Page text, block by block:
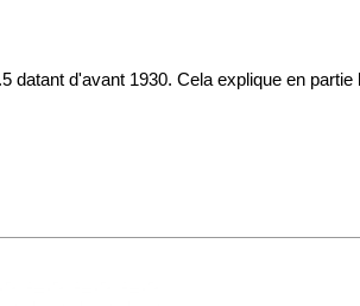
d'avant 1930. Cela explique en partie